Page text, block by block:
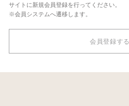
サイトに新規会員登録を行ってください。
※会員システムへ遷移します。
会員登録する